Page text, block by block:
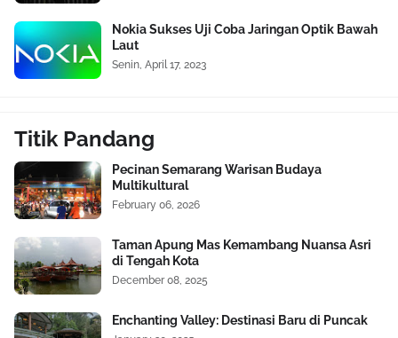
Nokia Sukses Uji Coba Jaringan Optik Bawah
Laut
Senin, April 17, 2023
Titik Pandang
Pecinan Semarang Warisan Budaya
Multikultural
February 06, 2026
Taman Apung Mas Kemambang Nuansa Asri
di Tengah Kota
December 08, 2025
Enchanting Valley: Destinasi Baru di Puncak